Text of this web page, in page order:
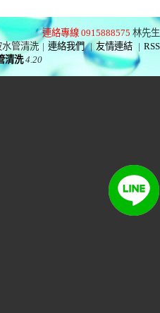
連絡專線 0915888575 林先生
水管清洗 | 連絡我們 | 友情連結 | RSS
清洗 4.20